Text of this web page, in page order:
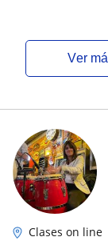
ver
Clases on line